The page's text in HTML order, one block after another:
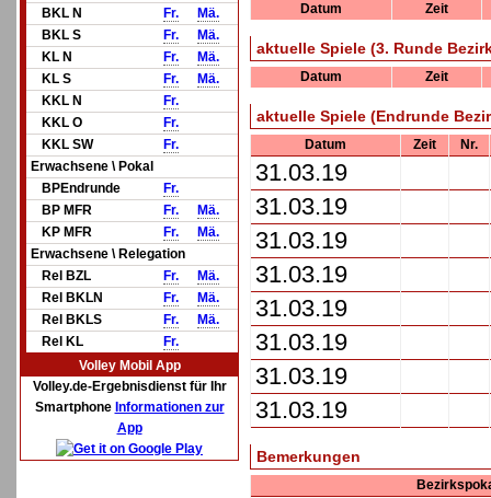
BKL N
Fr.
Mä.
BKL S
Fr.
Mä.
KL N
Fr.
Mä.
KL S
Fr.
Mä.
KKL N
Fr.
KKL O
Fr.
KKL SW
Fr.
Erwachsene \ Pokal
BPEndrunde
Fr.
BP MFR
Fr.
Mä.
KP MFR
Fr.
Mä.
Erwachsene \ Relegation
Rel BZL
Fr.
Mä.
Rel BKLN
Fr.
Mä.
Rel BKLS
Fr.
Mä.
Rel KL
Fr.
Volley Mobil App
Volley.de-Ergebnisdienst für Ihr
Smartphone Informationen zur
App
Datum Zeit
aktuelle Spiele (3. Runde
Datum Zeit
aktuelle Spiele (Endrunde
Datum Zeit Nr.
31.03.19
31.03.19
31.03.19
31.03.19
31.03.19
31.03.19
31.03.19
31.03.19
Bemerkungen